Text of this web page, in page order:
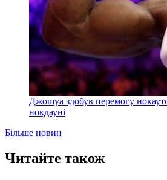
Джошуа здобув перемогу
нокдауні
Більше новин
Читайте також